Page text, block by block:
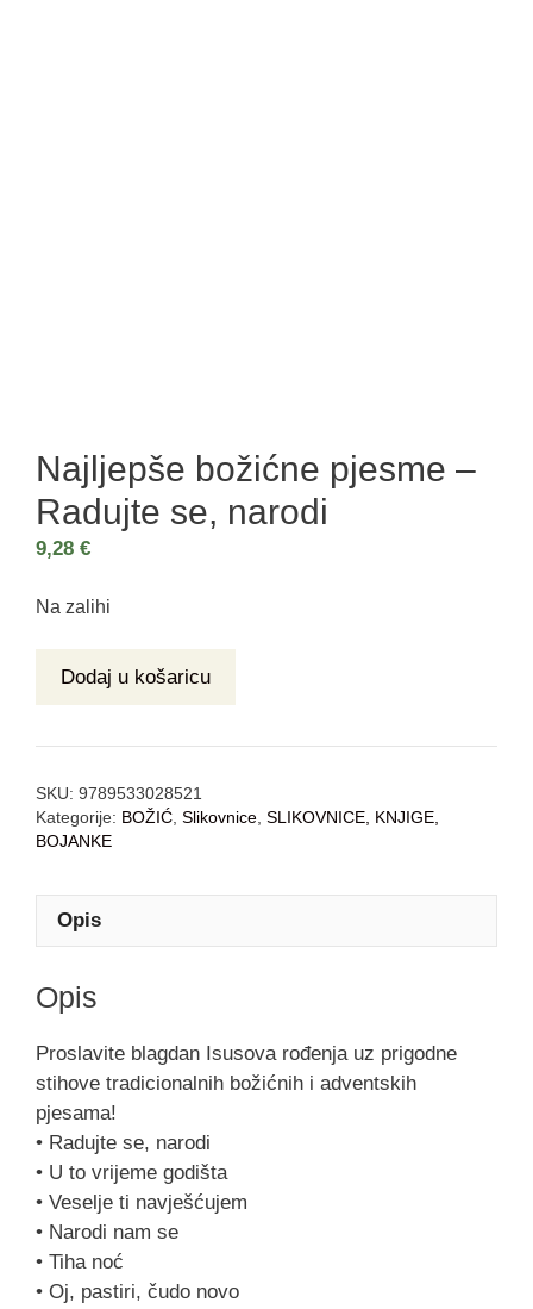
Najljepše božićne pjesme –
Radujte se, narodi
9,28 €
Na zalihi
Dodaj u košaricu
SKU: 9789533028521
Kategorije: BOŽIĆ Slikovnice SLIKOVNICE, KNJIGE,
BOJANKE
Opis
Opis
Proslavite blagdan Isusova rođenja uz prigodne
stihove tradicionalnih božićnih i adventskih
pjesama!
• Radujte se, narodi
• U to vrijeme godišta
• Veselje ti navješćujem
• Narodi nam se
• Tiha noć
• Oj, pastiri, čudo novo